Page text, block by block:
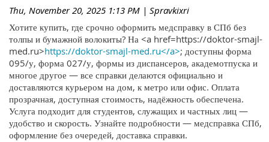
Thu, November 20, 2025 1:13 PM | Spravkixri
Хотите купить, где срочно оформить медсправку в СПб без
толпы и бумажной волокиты? На <a href=https://doktor-smajl-
med.ru>https://doktor-smajl-med.ru</a>; доступны форма
095/у, форма 027/у, формы из диспансеров, академотпуска и
многое другое — все справки делаются официально и
доставляются курьером на дом, к метро или офис. Оплата
прозрачная, доступная стоимость, надёжность обеспечена.
Услуга подходит для студентов, служащих и частных лиц —
удобство и скорость. Узнайте подробности — медсправка СПб,
оформление без очередей, доставка справки.